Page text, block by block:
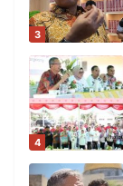
3
4